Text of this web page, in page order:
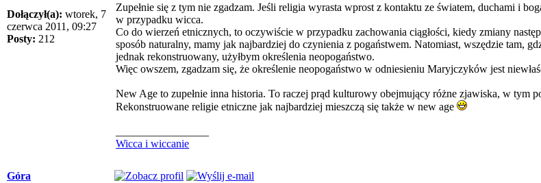
Dołączył(a): wtorek, 7
czerwca 2011, 09:27
Posty: 212
Zupełnie się z tym nie zgadzam. Jeśli religia wyrasta wprost z kontaktu ze światem, duchami i
w przypadku wicca.
Co do wierzeń etnicznych, to oczywiście w przypadku zachowania ciągłości, kiedy zmiany
sposób naturalny, mamy jak najbardziej do czynienia z pogaństwem. Natomiast, wszędzie tam,
jednak rekonstruowany, użyłbym określenia neopogaństwo.
Więc owszem, zgadzam się, że określenie neopogaństwo w odniesieniu Maryjczyków jest
New Age to zupełnie inna historia. To raczej prąd kulturowy obejmujący różne zjawiska, w tym
Rekonstruowane religie etniczne jak najbardziej mieszczą się także w new age
Wicca i wiccanie
Góra